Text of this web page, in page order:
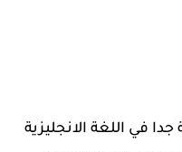
في اللغة الانجليزية